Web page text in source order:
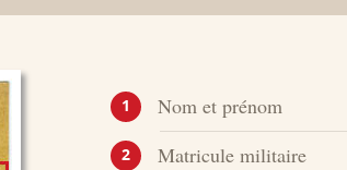
1 Nom et prénom
2 Matricule militaire